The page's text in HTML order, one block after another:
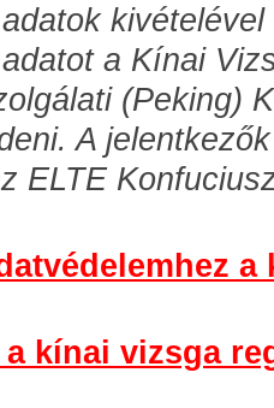
a Kínai
(Peking)
A
ELTE
a kínai vizsga